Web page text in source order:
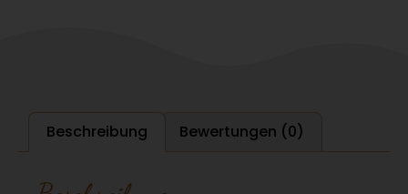
Beschreibung Bewertungen (0)